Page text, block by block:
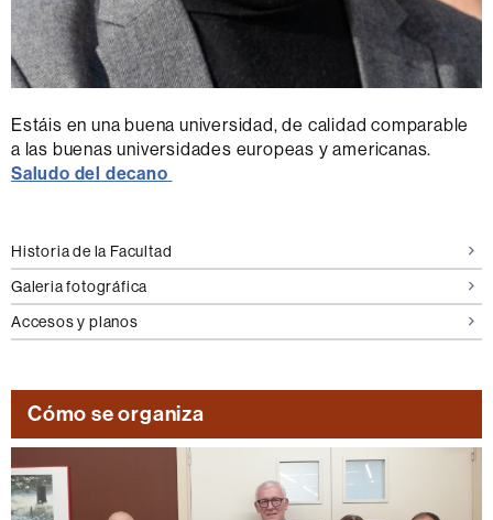
Estáis en una buena universidad, de calidad comparable
a las buenas universidades europeas y americanas.
Saludo del decano
Historia de la Facultad
Galeria fotográfica
Accesos y planos
Cómo se organiza